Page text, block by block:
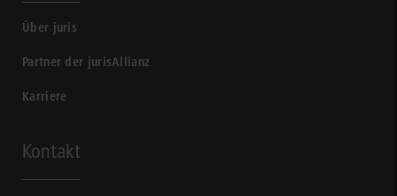
Über juris
Partner der jurisAllianz
Karriere
Kontakt